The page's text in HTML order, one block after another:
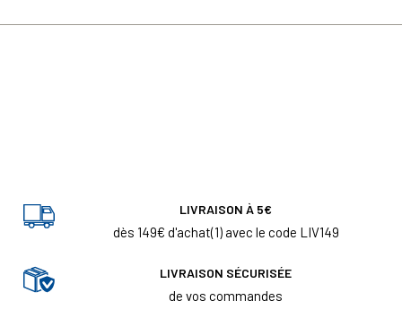
LIVRAISON À 5€
dès 149€ d'achat(1) avec le code LIV149
LIVRAISON SÉCURISÉE
de vos commandes